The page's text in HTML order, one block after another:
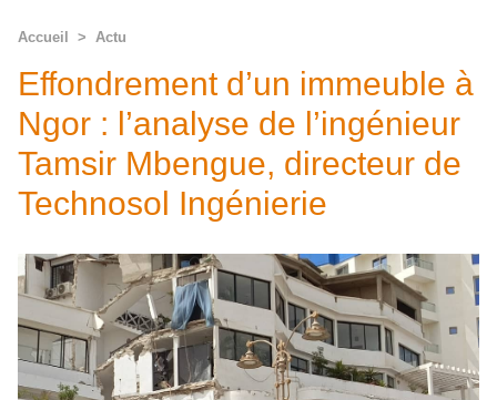
Accueil > Actu
Effondrement d’un immeuble à
Ngor : l’analyse de l’ingénieur
Tamsir Mbengue, directeur de
Technosol Ingénierie